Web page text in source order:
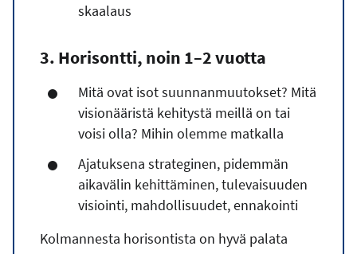
skaalaus
3. Horisontti, noin 1–2 vuotta
Mitä ovat isot suunnanmuutokset? Mitä
visionääristä kehitystä meillä on tai
voisi olla? Mihin olemme matkalla
Ajatuksena strateginen, pidemmän
aikavälin kehittäminen, tulevaisuuden
visiointi, mahdollisuudet, ennakointi
Kolmannesta horisontista on hyvä palata